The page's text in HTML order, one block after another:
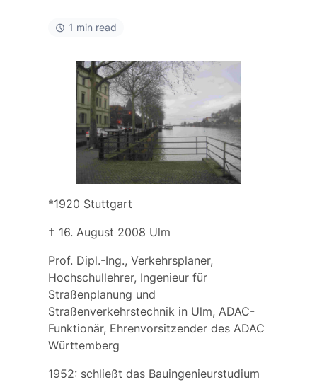
1 min read
*1920 Stuttgart
† 16. August 2008 Ulm
Prof. Dipl.-Ing., Verkehrsplaner,
Hochschullehrer, Ingenieur für
Straßenplanung und
Straßenverkehrstechnik in Ulm, ADAC-
Funktionär, Ehrenvorsitzender des ADAC
Württemberg
1952: schließt das Bauingenieurstudium